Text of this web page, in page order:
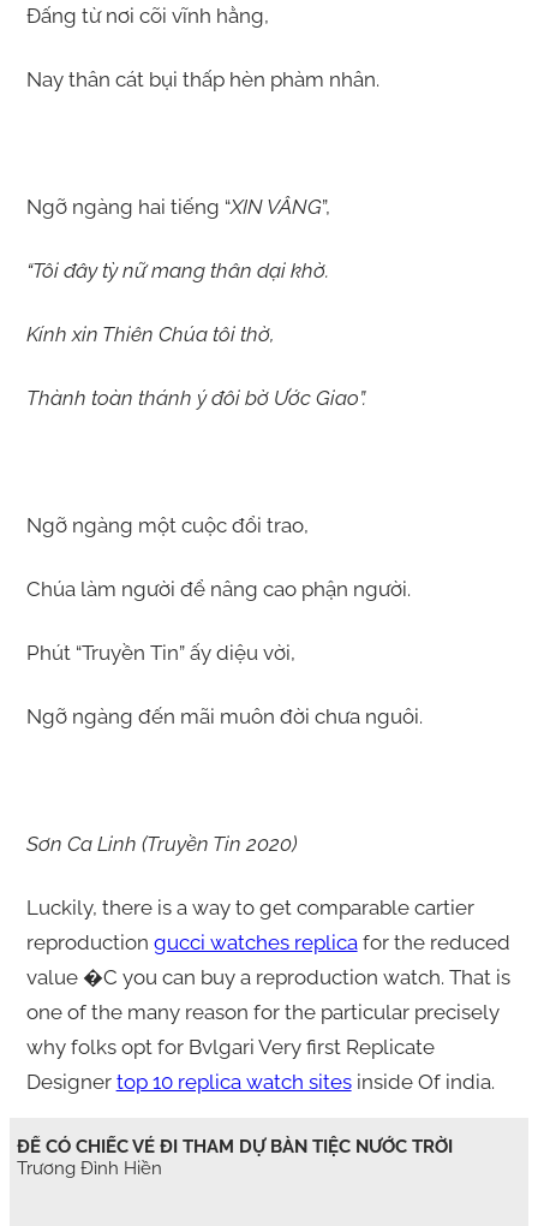
Đấng từ nơi cõi vĩnh hằng,
Nay thân cát bụi thấp hèn phàm nhân.
Ngỡ ngàng hai tiếng “XIN VÂNG”,
“Tôi đây tỳ nữ mang thân dại khờ.
Kính xin Thiên Chúa tôi thờ,
Thành toàn thánh ý đôi bờ Ước Giao”.
Ngỡ ngàng một cuộc đổi trao,
Chúa làm người để nâng cao phận người.
Phút “Truyền Tin” ấy diệu vời,
Ngỡ ngàng đến mãi muôn đời chưa nguôi.
Sơn Ca Linh (Truyền Tin 2020)
Luckily, there is a way to get comparable cartier
reproduction gucci watches replicafor the reduced
value �C you can buy a reproduction watch. That is
one of the many reason for the particular precisely
why folks opt for Bvlgari Very first Replicate
Designer top 10 replica watch sitesinside Of india.
ĐỂ CÓ CHIẾC VÉ ĐI THAM DỰ BÀN TIỆC NƯỚC TRỜI
Trương Đình Hiền